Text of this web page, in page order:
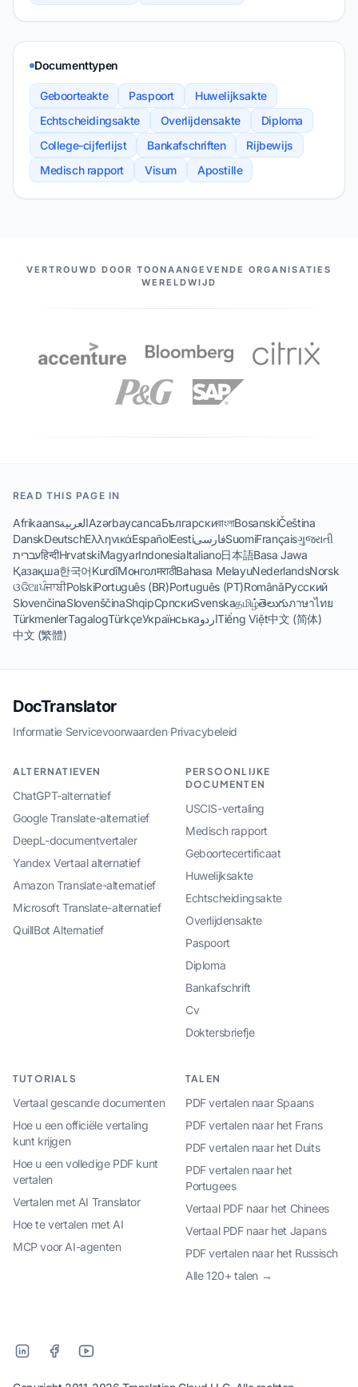
Documenttypen
Geboorteakte Paspoort
Huwelijksakte
Echtscheidingsakte
Overlijdensakte
Diploma
College-cijferlijst
Bankafschriften
Rijbewijs
Medisch rapport
Visum Apostille
ONZE PARTNERS
VERTROUWD DOOR TOONAANGEVENDE ORGANISATIES
WERELDWIJD
READ THIS PAGE IN
AfrikaansالعربيةAzərbaycancaБългарскиবাংলাBosanskiČeština
DanskDeutschΕλληνικάEspañolEestiفارسیSuomiFrançaisગુજરાતી
עבריתहिन्दीHrvatskiMagyarIndonesiaItaliano日本語Basa Jawa
Қазақша한국어KurdîМонголमराठीBahasa MelayuNederlandsNorsk
ଓଡିଆਪੰਜਾਬੀPolskiPortuguês (BR)Português (PT)RomânăРусский
SlovenčinaSlovenščinaShqipСрпскиSvenskaதமிழ்తెలుగుภาษาไทย
TürkmenlerTagalogTürkçeУкраїнськаاردوTiếng Việt中文 (简体)
中文 (繁體)
DocTranslator
Informatie·Servicevoorwaarden·Privacybeleid
ALTERNATIEVEN
ChatGPT-alternatief
Google Translate-alternatief
DeepL-documentvertaler
Yandex Vertaal alternatief
Amazon Translate-alternatief
Microsoft Translate-alternatief
QuillBot Alternatief
PERSOONLIJKE
DOCUMENTEN
USCIS-vertaling
Medisch rapport
Geboortecertificaat
Huwelijksakte
Echtscheidingsakte
Overlijdensakte
Paspoort
Diploma
Bankafschrift
Cv
Doktersbriefje
TUTORIALS
Vertaal gescande documenten
Hoe u een officiële vertaling
kunt krijgen
Hoe u een volledige PDF kunt
vertalen
Vertalen met AI Translator
Hoe te vertalen met AI
MCP voor AI-agenten
TALEN
PDF vertalen naar Spaans
PDF vertalen naar het Frans
PDF vertalen naar het Duits
PDF vertalen naar het
Portugees
Vertaal PDF naar het Chinees
Vertaal PDF naar het Japans
PDF vertalen naar het Russisch
Alle 120+ talen →